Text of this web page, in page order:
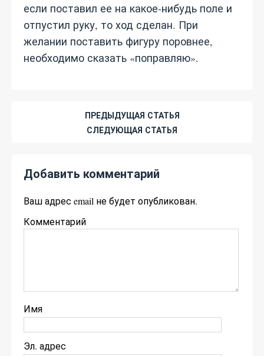
если поставил ее на какое-нибудь поле и
отпустил руку, то ход сделан. При
желании поставить фигуру поровнее,
необходимо сказать «поправляю».
ПРЕДЫДУЩАЯ СТАТЬЯ
СЛЕДУЮЩАЯ СТАТЬЯ
Добавить комментарий
Ваш адрес email не будет опубликован.
Комментарий
Имя
Эл. адрес